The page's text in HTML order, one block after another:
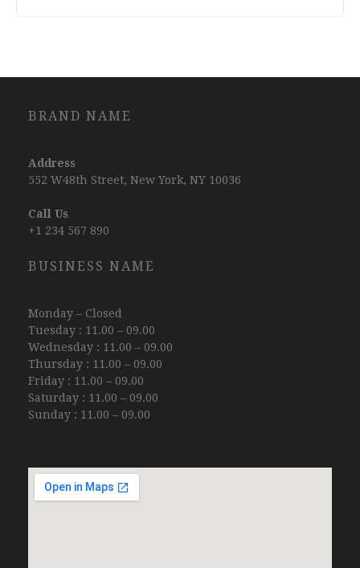
BRAND NAME
Address
552 W48th Street, New York, NY 10036
Call Us
+1 234 567 890
BUSINESS NAME
Monday – Closed
Tuesday : 11.00 – 09.00
Wednesday : 11.00 – 09.00
Thursday : 11.00 – 09.00
Friday : 11.00 – 09.00
Saturday : 11.00 – 09.00
Sunday : 11.00 – 09.00